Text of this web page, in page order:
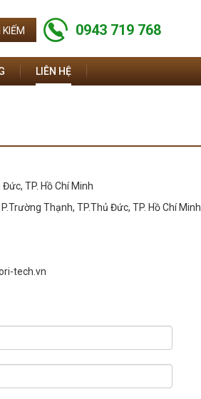
0943 719 768
LIÊN HỆ
TP. Hồ Chí Minh
Thạnh, TP.Thủ Đức, TP. Hồ Chí Minh
tech.vn